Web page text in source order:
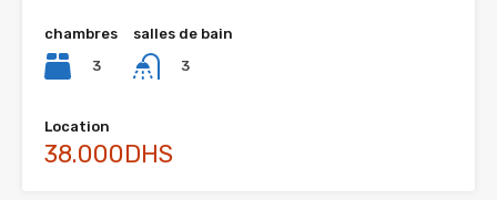
chambres
3
salles de bain
3
Location
38.000DHS